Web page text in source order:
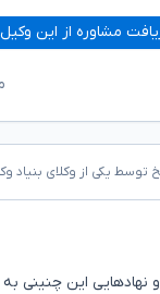
مشاوره از این وکیل
توسط یکی از وکلای بنیاد
و نهادهایی این چنینی